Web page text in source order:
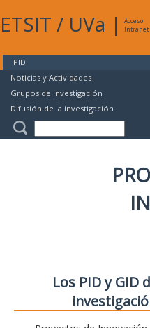
ETSIT / UVa |
Acceso
Intranet
PID
Noticias y Actividades
Grupos de investigación
Difusión de la investigación
Los PID y GID